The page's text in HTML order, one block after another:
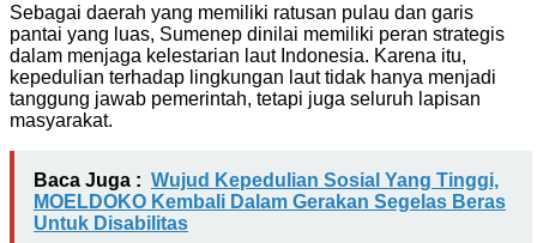
Sebagai daerah yang memiliki ratusan pulau dan garis
pantai yang luas, Sumenep dinilai memiliki peran strategis
dalam menjaga kelestarian laut Indonesia. Karena itu,
kepedulian terhadap lingkungan laut tidak hanya menjadi
tanggung jawab pemerintah, tetapi juga seluruh lapisan
masyarakat.
Baca Juga : Wujud Kepedulian Sosial Yang Tinggi,
MOELDOKO Kembali Dalam Gerakan Segelas Beras
Untuk Disabilitas